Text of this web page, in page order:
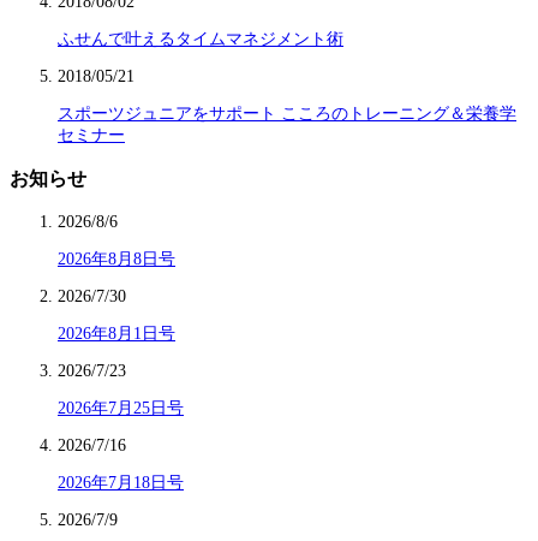
ふせんで叶えるタイムマネジメント術
2018/05/21
スポーツジュニアをサポート こころのトレーニング＆栄養学
セミナー
お知らせ
2026/8/6
2026年8月8日号
2026/7/30
2026年8月1日号
2026/7/23
2026年7月25日号
2026/7/16
2026年7月18日号
2026/7/9